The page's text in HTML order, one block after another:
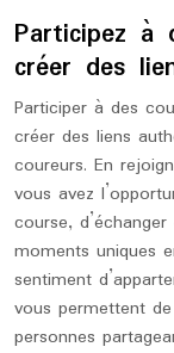
Participez à
créer des
Participer à des
créer des liens
coureurs. En
vous avez
course,
moments uniques
sentiment
vous permettent
personnes